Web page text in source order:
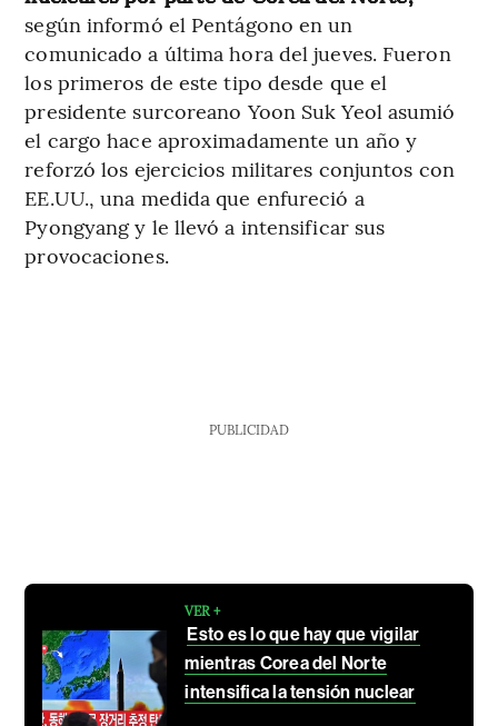
según informó el Pentágono en un
comunicado a última hora del jueves. Fueron
los primeros de este tipo desde que el
presidente surcoreano Yoon Suk Yeol asumió
el cargo hace aproximadamente un año y
reforzó los ejercicios militares conjuntos con
EE.UU., una medida que enfureció a
Pyongyang y le llevó a intensificar sus
provocaciones.
PUBLICIDAD
VER +
Esto es lo que hay que vigilar
mientras Corea del Norte
intensifica la tensión nuclear